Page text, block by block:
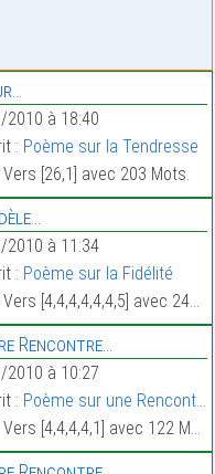
2010 à 18:40
: Poème sur la Tendresse
[26,1] avec 203 Mots.
2010 à 11:34
: Poème sur la Fidélité
[4,4,4,4,4,4,5] avec 248 Mots.
Rencontre…
2010 à 10:27
: Poème sur une Rencontre
[4,4,4,4,1] avec 122 Mots.